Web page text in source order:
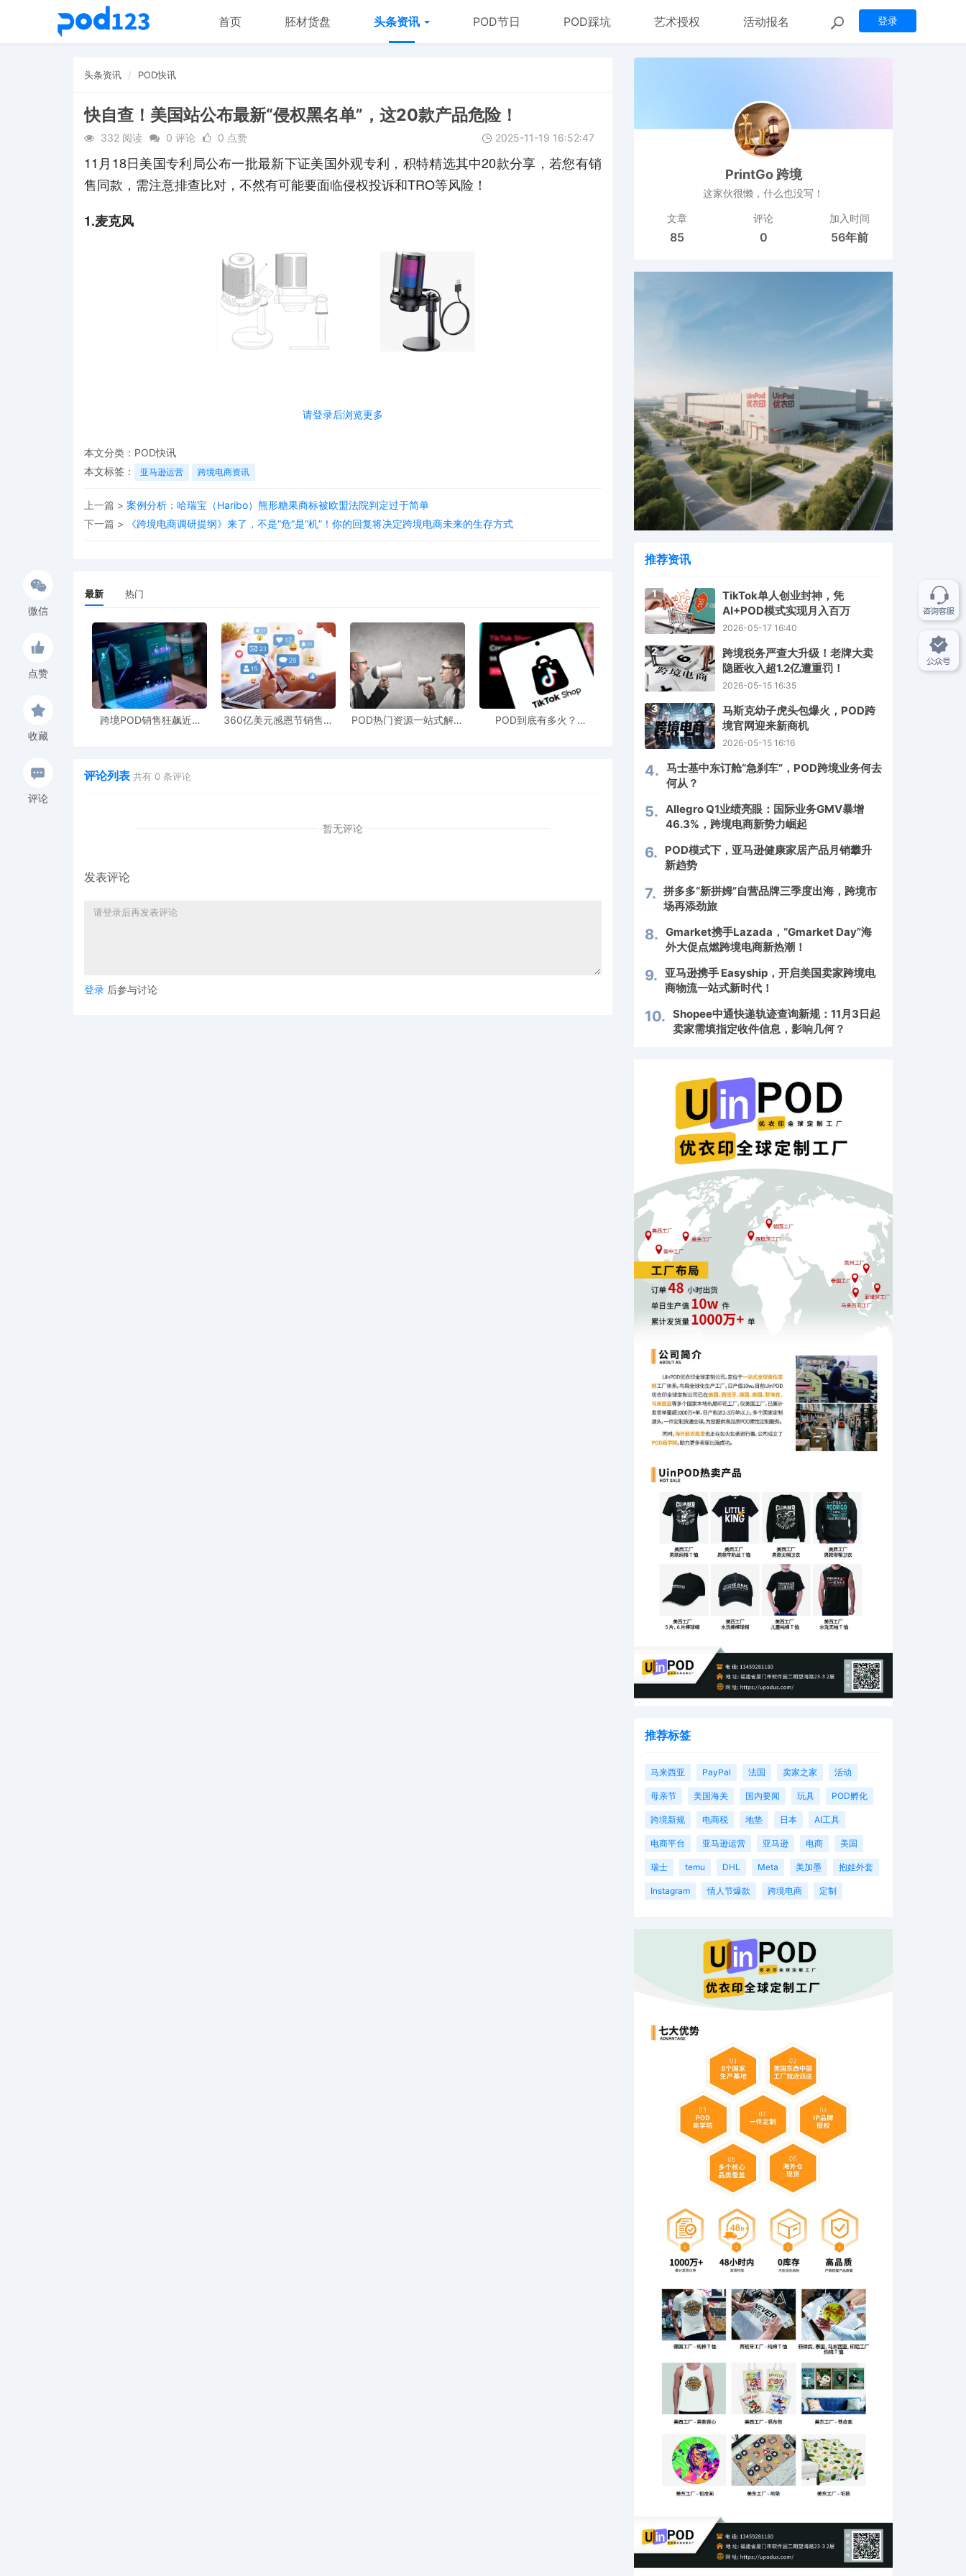
登录
首页 胚材货盘 头条资讯 POD节日 POD踩坑 艺术授权 活动报名
头条资讯 POD快讯
快自查！美国站公布最新“侵权黑名单”，这20款产品危险！
332 阅读 0 评论 0 点赞 2025-11-19 16:52:47
请登录后浏览更多
11月18日美国专利局公布一批最新下证美国外观专利，积特精选其中20款分享，若您有销
售同款，需注意排查比对，不然有可能要面临侵权投诉和TRO等风险！
1.麦克风
专利号：USD1102409S
下证日期：2025年11月18日
专利名称：Stove steamer
3.婴儿牙胶
微信
点赞
收藏
评论
本文分类： POD快讯
本文标签：
亚马逊运营 跨境电商资讯
上一篇 > 案例分析：哈瑞宝（Haribo）熊形糖果商标被欧盟法院判定过于简单
下一篇 >
《跨境电商调研提纲》来了，不是“危”是“机”！你的回复将决定跨境电商未来的生存方式
最新 热门
跨境POD销售狂飙近5
360亿美元感恩节销售额
POD热门资源一站式解决
POD到底有多火？
评论列表 共有 0 条评论
暂无评论
发表评论
登录 后参与讨论
PrintGo 跨境
这家伙很懒，什么也没写！
文章
85
评论
0
加入时间
56年前
推荐资讯
1
TikTok单人创业封神，凭
AI+POD模式实现月入百万
2026-05-17 16:40
2
跨境税务严查大升级！老牌大卖
隐匿收入超1.2亿遭重罚！
2026-05-15 16:35
3
马斯克幼子虎头包爆火，POD跨
境官网迎来新商机
2026-05-15 16:16
4. 马士基中东订舱“急刹车”，POD跨境业务何去
何从？
5. Allegro Q1业绩亮眼：国际业务GMV暴增
46.3%，跨境电商新势力崛起
6.
POD模式下，亚马逊健康家居产品月销攀升
新趋势
7. 拼多多“新拼姆”自营品牌三季度出海，跨境市
场再添劲旅
8. Gmarket携手Lazada，“Gmarket Day”海
外大促点燃跨境电商新热潮！
9. 亚马逊携手 Easyship，开启美国卖家跨境电
商物流一站式新时代！
10. Shopee中通快递轨迹查询新规：11月3日起
卖家需填指定收件信息，影响几何？
推荐标签
马来西亚 PayPal 法国 卖家之家 活动
母亲节 美国海关 国内要闻 玩具 POD孵化
跨境新规 电商税 地垫 日本 AI工具
电商平台 亚马逊运营 亚马逊 电商 美国
瑞士 temu DHL Meta 美加墨 抱娃外套
Instagram 情人节爆款 跨境电商 定制